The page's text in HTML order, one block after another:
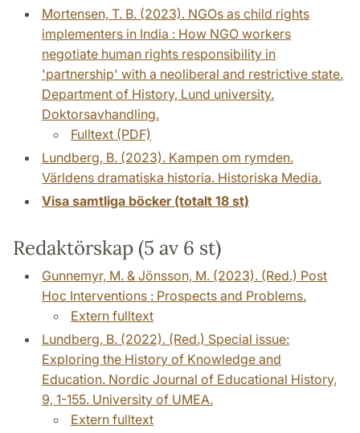
Mortensen, T. B. (2023). NGOs as child rights
implementers in India : How NGO workers
negotiate human rights responsibility in
'partnership' with a neoliberal and restrictive state.
Department of History, Lund university.
Doktorsavhandling.
Fulltext (PDF)
Lundberg, B. (2023). Kampen om rymden.
Världens dramatiska historia. Historiska Media.
Visa samtliga böcker (totalt 18 st)
Redaktörskap (5 av 6 st)
Gunnemyr, M. & Jönsson, M. (2023). (Red.) Post
Hoc Interventions : Prospects and Problems.
Extern fulltext
Lundberg, B. (2022). (Red.) Special issue:
Exploring the History of Knowledge and
Education. Nordic Journal of Educational History,
9, 1-155. University of UMEA.
Extern fulltext